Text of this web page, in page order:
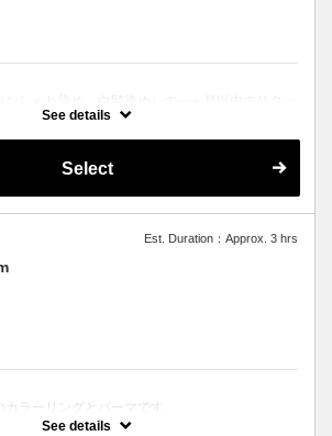
See details
Select
Est. Duration：Approx. 3 hrs
ラーリングとパーマです。
See details